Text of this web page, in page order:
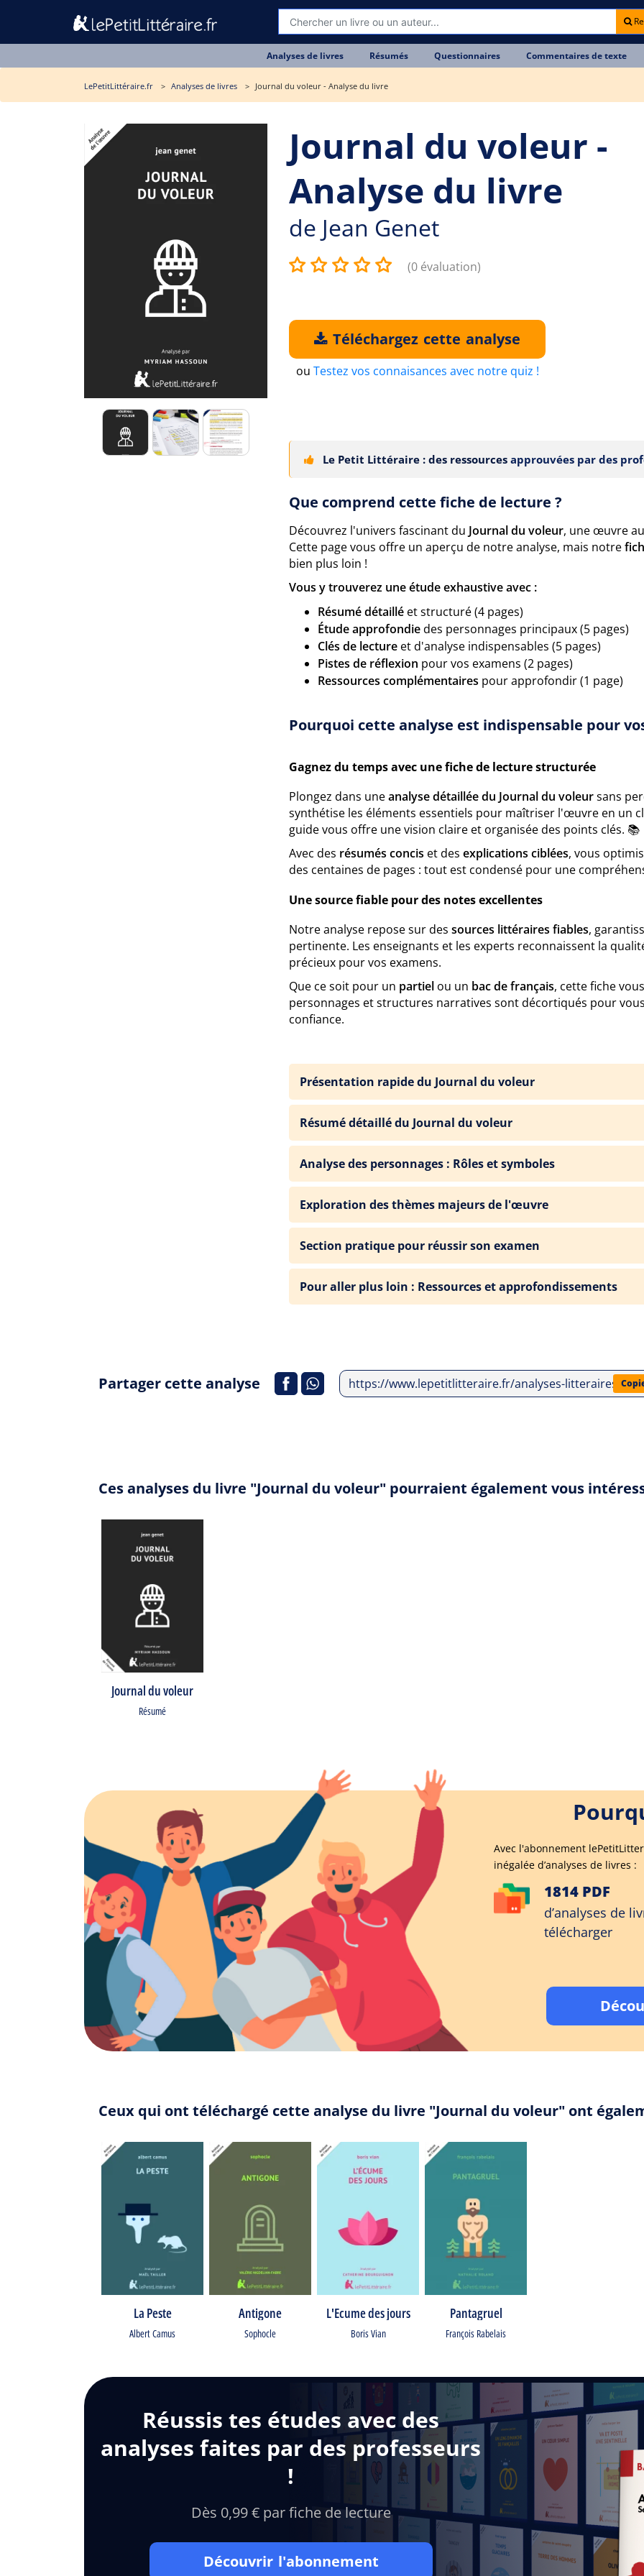
Analyses de livres Résumés Questionnaires Commentaires de texte
LePetitLittéraire.fr Analyses de livres Journal du voleur - Analyse du livre
Journal du voleur -
Analyse du livre
de Jean Genet
(0 évaluation)
Téléchargez cette analyse
ou Testez vos connaisances avec notre quiz !
Le Petit Littéraire : des ressources approuvées par des
Que comprend cette fiche de lecture ?
Découvrez l'univers fascinant du Journal du voleur, une œuvre
Cette page vous offre un aperçu de notre analyse, mais notre
bien plus loin !
Vous y trouverez une étude exhaustive avec :
Résumé détaillé et structuré (4 pages)
Étude approfondiedes personnages principaux (5 pages)
Clés de lecture et d'analyse indispensables (5 pages)
Pistes de réflexion pour vos examens (2 pages)
Ressources complémentaires pour approfondir (1 page)
Pourquoi cette analyse est indispensable pour
Gagnez du temps avec une fiche de lecture structurée
Plongez dans uneanalyse détaillée du Journal du voleursans
synthétise les éléments essentiels pour maîtriser l'œuvre en un
guide vous offre une vision claire et organisée des points clés. 📚
Avec des résumés concis et des explications ciblées, vous
des centaines de pages : tout est condensé pour une
Une source fiable pour des notes excellentes
Notre analyse repose sur des sources littéraires fiables,
pertinente. Les enseignants et les experts reconnaissent la
précieux pour vos examens.
Que ce soit pour un partiel ou un bac de français, cette fiche
personnages et structures narratives sont décortiqués pour
confiance.
Présentation rapide du Journal du voleur
Résumé détaillé du Journal du voleur
Analyse des personnages : Rôles et symboles
Exploration des thèmes majeurs de l'œuvre
Section pratique pour réussir son examen
Pour aller plus loin : Ressources et approfondissements
Partager cette analyse https://www.lepetitlitteraire.fr/analyses-litteraires/
Ces analyses du livre "Journal du voleur" pourraient également vous
Journal du voleur
Résumé
Avec l'abonnement
inégalée d’analyses de livres :
1814 PDF
d’analyses de
télécharger
Ceux qui ont téléchargé cette analyse du livre "Journal du voleur" ont
La Peste
Albert Camus
Antigone
Sophocle
L'Ecume des jours
Boris Vian
Pantagruel
François Rabelais
Réussis tes études avec des
analyses faites par des professeurs
!
Dès 0,99 € par fiche de lecture
Découvrir l'abonnement